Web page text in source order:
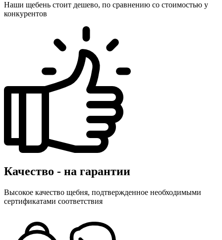
Наши щебень стоит дешево, по сравнению со стоимостью у
конкурентов
Качество - на гарантии
Высокое качество щебня, подтвержденное необходимыми
сертификатами соответствия